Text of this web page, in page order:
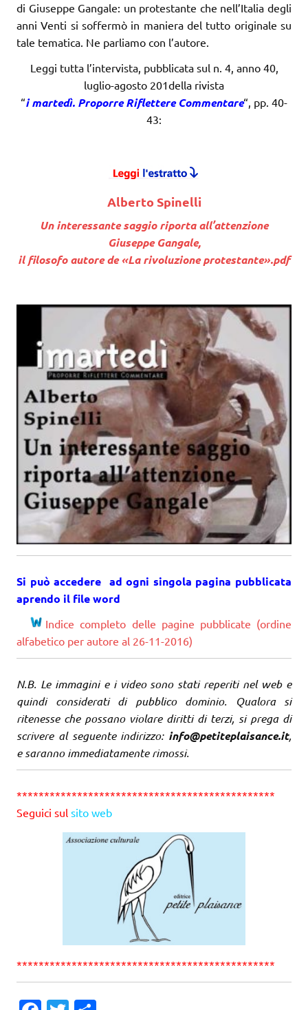
di Giuseppe Gangale: un protestante che nell’Italia degli
anni Venti si soffermò in maniera del tutto originale su
tale tematica. Ne parliamo con l’autore.
Leggi tutta l’intervista, pubblicata sul n. 4, anno 40,
luglio-agosto 201della rivista
“i martedì. Proporre Riflettere Commentare“, pp. 40-
43:
Alberto Spinelli
Un interessante saggio riporta all’attenzione
Giuseppe Gangale,
il filosofo autore de «La rivoluzione protestante».pdf
Si può accedere ad ogni singola pagina pubblicata
aprendo il file word
Indice completo delle pagine pubblicate (ordine
alfabetico per autore al 26-11-2016)
N.B. Le immagini e i video sono stati reperiti nel web e
quindi considerati di pubblico dominio. Qualora si
ritenesse che possano violare diritti di terzi, si prega di
scrivere al seguente indirizzo: info@petiteplaisance.it,
e saranno immediatamente rimossi.
***********************************************
Seguici sul sito web
***********************************************